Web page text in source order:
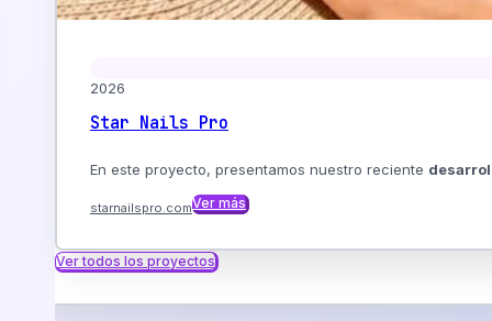
2026
Star Nails Pro
En este proyecto, presentamos nuestro reciente
starnailspro.comVer más
Ver todos los proyectos